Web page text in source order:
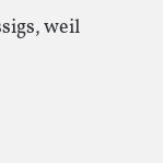
weil